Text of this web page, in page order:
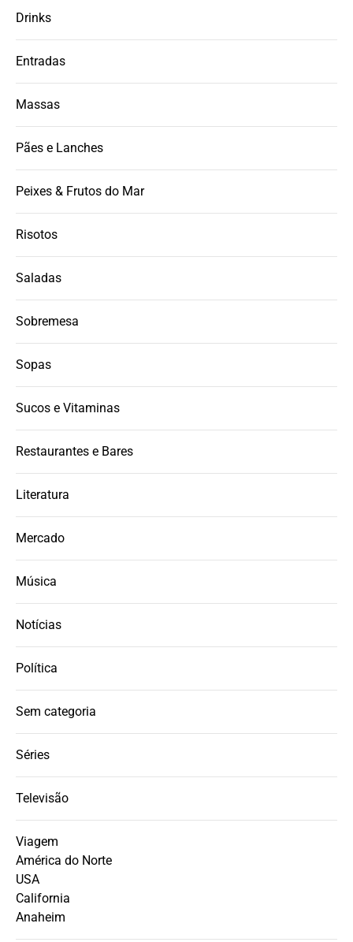
Drinks
Entradas
Massas
Pães e Lanches
Peixes & Frutos do Mar
Risotos
Saladas
Sobremesa
Sopas
Sucos e Vitaminas
Restaurantes e Bares
Literatura
Mercado
Música
Notícias
Política
Sem categoria
Séries
Televisão
Viagem
América do Norte
USA
California
Anaheim